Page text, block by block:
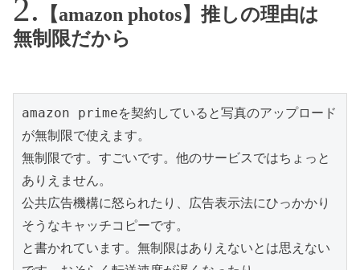
【amazon photos】推しの理由は
無制限だから
amazon primeを契約していると写真のアップロード
が無制限で使えます。
無制限です。すごいです。他のサービスではちょっと
ありえません。
公共広告機構に怒られたり、広告表示法にひっかかり
そうなキャッチコピーです。
と書かれています。無制限はありえないとは思えない